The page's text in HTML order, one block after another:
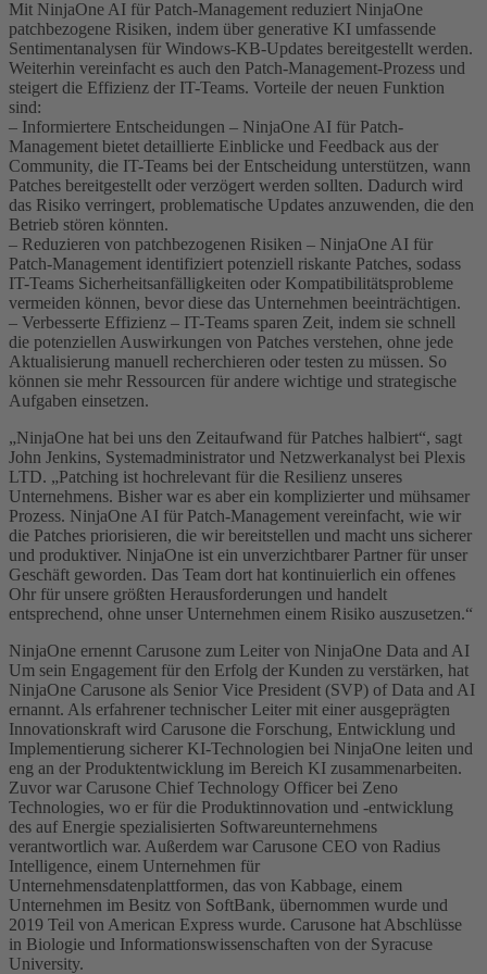
Mit NinjaOne AI für Patch-Management reduziert NinjaOne
patchbezogene Risiken, indem über generative KI umfassende
Sentimentanalysen für Windows-KB-Updates bereitgestellt werden.
Weiterhin vereinfacht es auch den Patch-Management-Prozess und
steigert die Effizienz der IT-Teams. Vorteile der neuen Funktion
sind:
– Informiertere Entscheidungen – NinjaOne AI für Patch-
Management bietet detaillierte Einblicke und Feedback aus der
Community, die IT-Teams bei der Entscheidung unterstützen, wann
Patches bereitgestellt oder verzögert werden sollten. Dadurch wird
das Risiko verringert, problematische Updates anzuwenden, die den
Betrieb stören könnten.
– Reduzieren von patchbezogenen Risiken – NinjaOne AI für
Patch-Management identifiziert potenziell riskante Patches, sodass
IT-Teams Sicherheitsanfälligkeiten oder Kompatibilitätsprobleme
vermeiden können, bevor diese das Unternehmen beeinträchtigen.
– Verbesserte Effizienz – IT-Teams sparen Zeit, indem sie schnell
die potenziellen Auswirkungen von Patches verstehen, ohne jede
Aktualisierung manuell recherchieren oder testen zu müssen. So
können sie mehr Ressourcen für andere wichtige und strategische
Aufgaben einsetzen.
„NinjaOne hat bei uns den Zeitaufwand für Patches halbiert“, sagt
John Jenkins, Systemadministrator und Netzwerkanalyst bei Plexis
LTD. „Patching ist hochrelevant für die Resilienz unseres
Unternehmens. Bisher war es aber ein komplizierter und mühsamer
Prozess. NinjaOne AI für Patch-Management vereinfacht, wie wir
die Patches priorisieren, die wir bereitstellen und macht uns sicherer
und produktiver. NinjaOne ist ein unverzichtbarer Partner für unser
Geschäft geworden. Das Team dort hat kontinuierlich ein offenes
Ohr für unsere größten Herausforderungen und handelt
entsprechend, ohne unser Unternehmen einem Risiko auszusetzen.“
NinjaOne ernennt Carusone zum Leiter von NinjaOne Data and AI
Um sein Engagement für den Erfolg der Kunden zu verstärken, hat
NinjaOne Carusone als Senior Vice President (SVP) of Data and AI
ernannt. Als erfahrener technischer Leiter mit einer ausgeprägten
Innovationskraft wird Carusone die Forschung, Entwicklung und
Implementierung sicherer KI-Technologien bei NinjaOne leiten und
eng an der Produktentwicklung im Bereich KI zusammenarbeiten.
Zuvor war Carusone Chief Technology Officer bei Zeno
Technologies, wo er für die Produktinnovation und -entwicklung
des auf Energie spezialisierten Softwareunternehmens
verantwortlich war. Außerdem war Carusone CEO von Radius
Intelligence, einem Unternehmen für
Unternehmensdatenplattformen, das von Kabbage, einem
Unternehmen im Besitz von SoftBank, übernommen wurde und
2019 Teil von American Express wurde. Carusone hat Abschlüsse
in Biologie und Informationswissenschaften von der Syracuse
University.